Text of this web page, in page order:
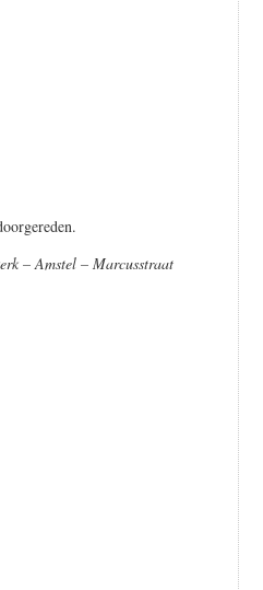
– Amstel – Marcusstraat